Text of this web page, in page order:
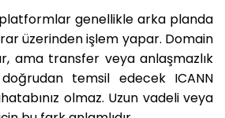
genellikle arka planda
üzerinden işlem yapar. Domain
ama transfer veya anlaşmazlık
temsil edecek ICANN
olmaz. Uzun vadeli veya